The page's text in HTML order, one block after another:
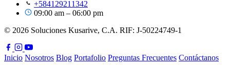
+584129211342
09:00 am – 06:00 pm
© 2026 Soluciones Kusarive, C.A. RIF: J-50224749-1
Inicio Nosotros Blog Portafolio Preguntas Frecuentes Contáctanos